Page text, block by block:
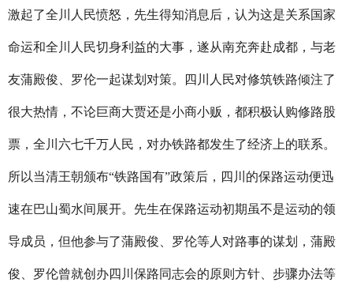
激起了全川人民愤怒，先生得知消息后，认为这是关系国家
命运和全川人民切身利益的大事，遂从南充奔赴成都，与老
友蒲殿俊、罗伦一起谋划对策。四川人民对修筑铁路倾注了
很大热情，不论巨商大贾还是小商小贩，都积极认购修路股
票，全川六七千万人民，对办铁路都发生了经济上的联系。
所以当清王朝颁布“铁路国有”政策后，四川的保路运动便迅
速在巴山蜀水间展开。先生在保路运动初期虽不是运动的领
导成员，但他参与了蒲殿俊、罗伦等人对路事的谋划，蒲殿
俊、罗伦曾就创办四川保路同志会的原则方针、步骤办法等